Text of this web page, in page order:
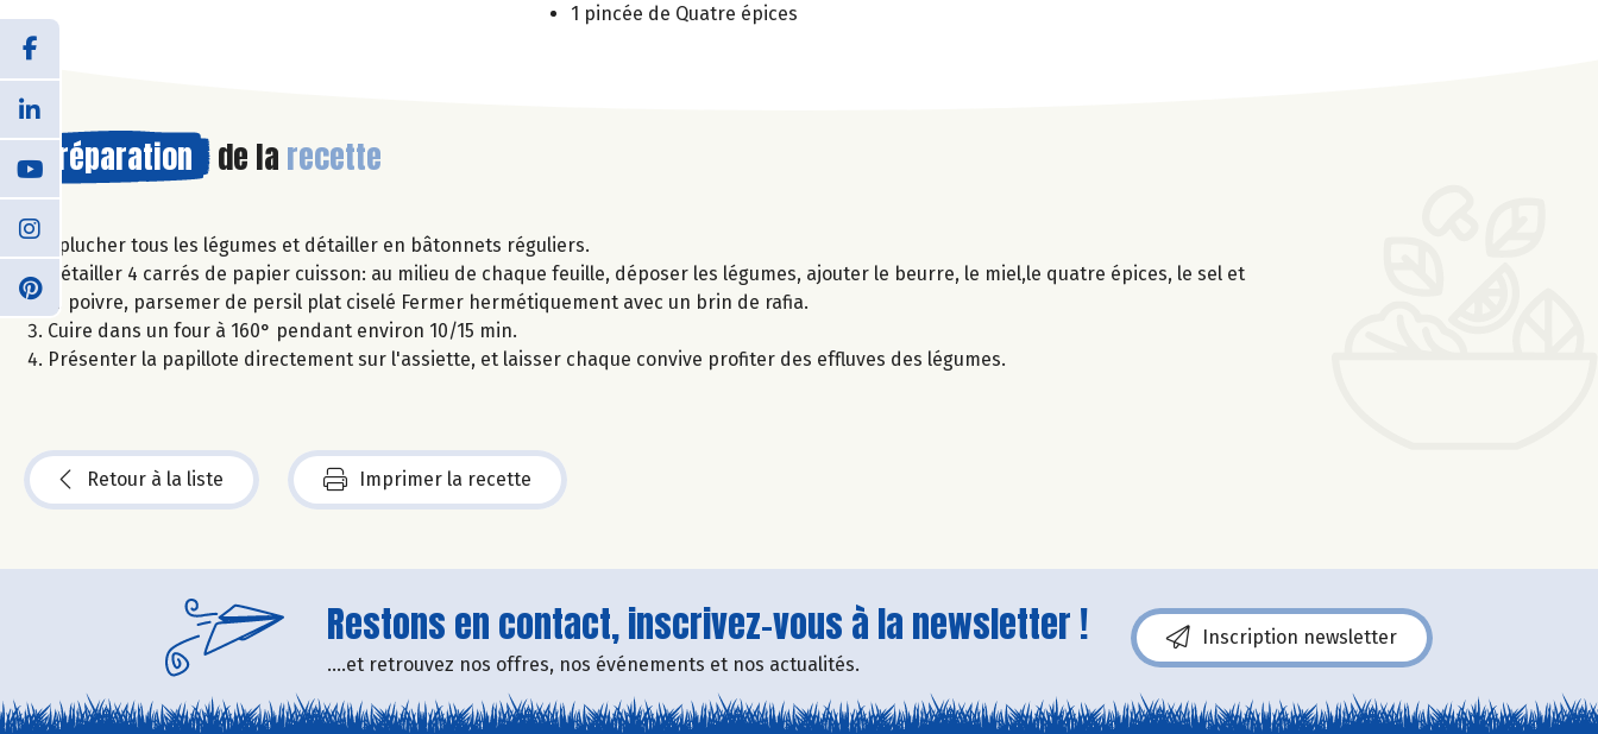
1 pincée de Quatre épices
Préparation de la recette
Eplucher tous les légumes et détailler en bâtonnets réguliers.
Détailler 4 carrés de papier cuisson: au milieu de chaque feuille, déposer les légumes, ajouter le beurre, le miel,le quatre épices, le sel et
le poivre, parsemer de persil plat ciselé Fermer hermétiquement avec un brin de rafia.
Cuire dans un four à 160° pendant environ 10/15 min.
Présenter la papillote directement sur l'assiette, et laisser chaque convive profiter des effluves des légumes.
Retour à la liste Imprimer la recette
Restons en contact, inscrivez-vous à la newsletter !
....et retrouvez nos offres, nos événements et nos actualités.
Inscription newsletter